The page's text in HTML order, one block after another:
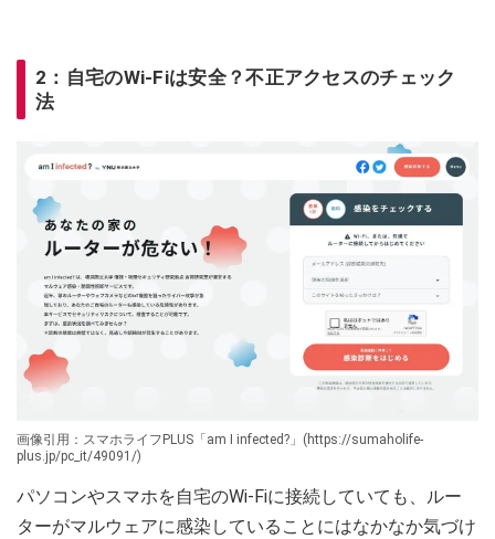
2：自宅のWi-Fiは安全？不正アクセスのチェック
法
画像引用：スマホライフPLUS「am I infected?」(https://sumaholife-
plus.jp/pc_it/49091/)
パソコンやスマホを自宅のWi-Fiに接続していても、ルー
ターがマルウェアに感染していることにはなかなか気づけ